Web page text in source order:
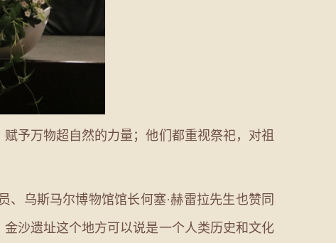
予万物超自然的力量；他们都重视祭祀，对祖
乌斯马尔博物馆馆长何塞·赫雷拉先生也赞同
沙遗址这个地方可以说是一个人类历史和文化